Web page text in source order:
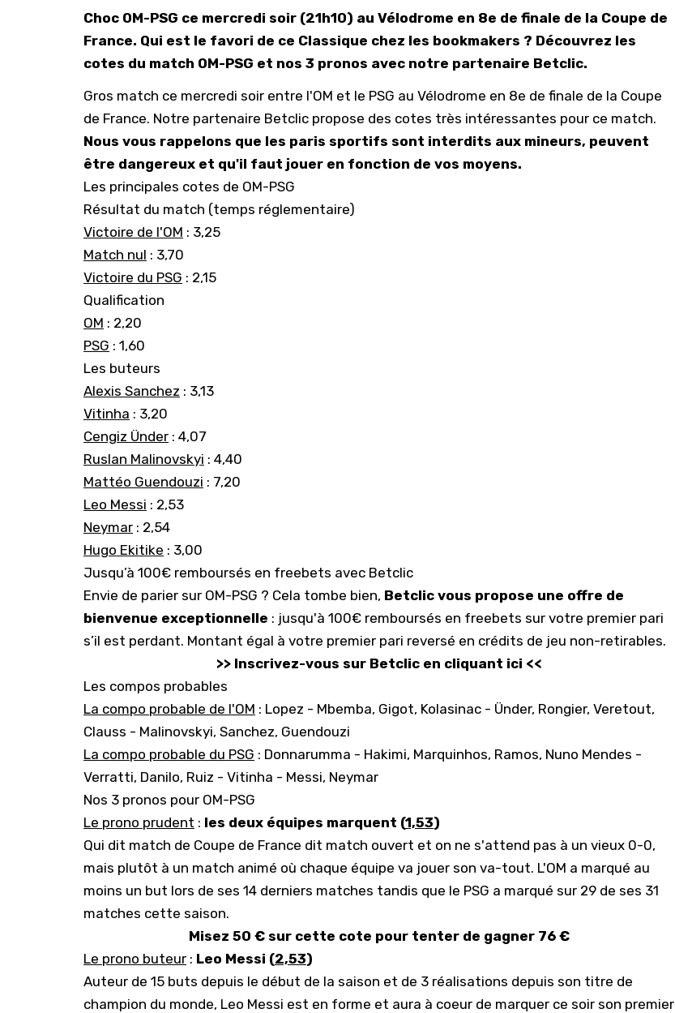
Choc OM-PSG ce mercredi soir (21h10) au Vélodrome en 8e de finale de la Coupe de
France. Qui est le favori de ce Classique chez les bookmakers ? Découvrez les
cotes du match OM-PSG et nos 3 pronos avec notre partenaire Betclic.
Gros match ce mercredi soir entre l'OM et le PSG au Vélodrome en 8e de finale de la Coupe
de France. Notre partenaire Betclic propose des cotes très intéressantes pour ce match.
Nous vous rappelons que les paris sportifs sont interdits aux mineurs, peuvent
être dangereux et qu'il faut jouer en fonction de vos moyens.
Les principales cotes de OM-PSG
Résultat du match (temps réglementaire)
Victoire de l'OM : 3,25
Match nul : 3,70
Victoire du PSG : 2,15
Qualification
OM : 2,20
PSG : 1,60
Les buteurs
Alexis Sanchez : 3,13
Vitinha : 3,20
Cengiz Ünder : 4,07
Ruslan Malinovskyi : 4,40
Mattéo Guendouzi : 7,20
Leo Messi : 2,53
Neymar : 2,54
Hugo Ekitike : 3,00
Jusqu’à 100€ remboursés en freebets avec Betclic
Envie de parier sur OM-PSG ? Cela tombe bien, Betclic vous propose une offre de
bienvenue exceptionnelle : jusqu'à 100€ remboursés en freebets sur votre premier pari
s’il est perdant. Montant égal à votre premier pari reversé en crédits de jeu non-retirables.
>> Inscrivez-vous sur Betclic en cliquant ici <<
Les compos probables
La compo probable de l'OM : Lopez - Mbemba, Gigot, Kolasinac - Ünder, Rongier, Veretout,
Clauss - Malinovskyi, Sanchez, Guendouzi
La compo probable du PSG : Donnarumma - Hakimi, Marquinhos, Ramos, Nuno Mendes -
Verratti, Danilo, Ruiz - Vitinha - Messi, Neymar
Nos 3 pronos pour OM-PSG
Le prono prudent : les deux équipes marquent (1,53)
Qui dit match de Coupe de France dit match ouvert et on ne s'attend pas à un vieux 0-0,
mais plutôt à un match animé où chaque équipe va jouer son va-tout. L'OM a marqué au
moins un but lors de ses 14 derniers matches tandis que le PSG a marqué sur 29 de ses 31
matches cette saison.
Misez 50 € sur cette cote pour tenter de gagner 76 €
Le prono buteur : Leo Messi (2,53)
Auteur de 15 buts depuis le début de la saison et de 3 réalisations depuis son titre de
champion du monde, Leo Messi est en forme et aura à coeur de marquer ce soir son premier